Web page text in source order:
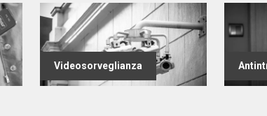
Videosorveglianza